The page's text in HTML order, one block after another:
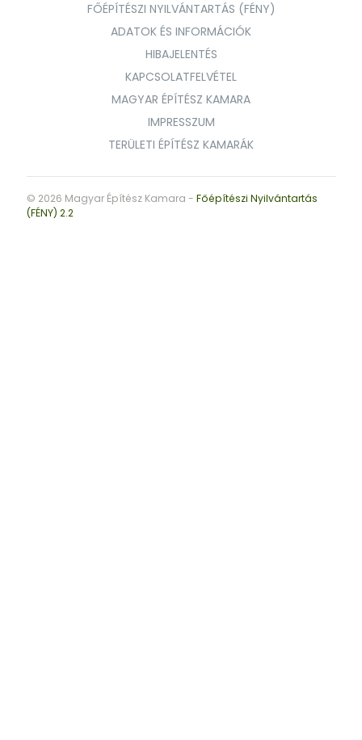
FŐÉPÍTÉSZI NYILVÁNTARTÁS (FÉNY)
ADATOK ÉS INFORMÁCIÓK
HIBAJELENTÉS
KAPCSOLATFELVÉTEL
MAGYAR ÉPÍTÉSZ KAMARA
IMPRESSZUM
TERÜLETI ÉPÍTÉSZ KAMARÁK
© 2026 Magyar Építész Kamara - Főépítészi Nyilvántartás
(FÉNY) 2.2